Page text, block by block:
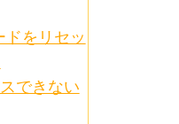
をリセッ
できない